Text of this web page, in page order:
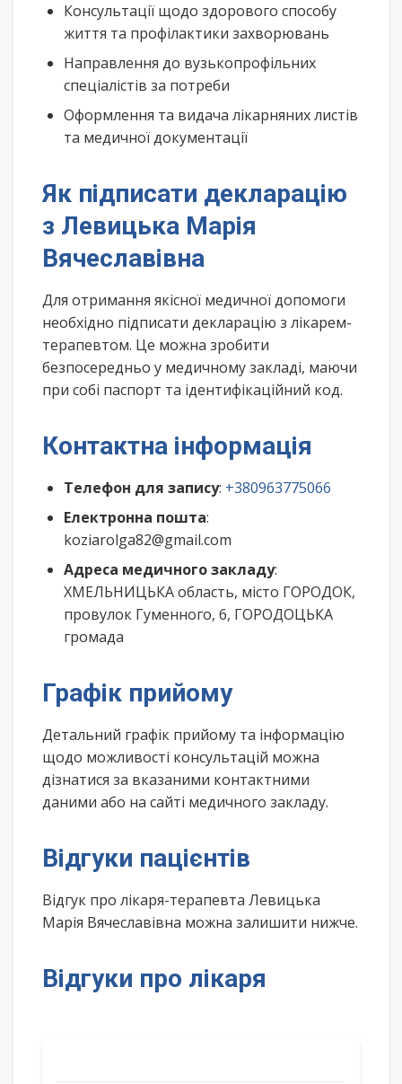
Консультації щодо здорового способу
життя та профілактики захворювань
Направлення до вузькопрофільних
спеціалістів за потреби
Оформлення та видача лікарняних листів
та медичної документації
Як підписати декларацію
з Левицька Марія
Вячеславівна
Для отримання якісної медичної допомоги
необхідно підписати декларацію з лікарем-
терапевтом. Це можна зробити
безпосередньо у медичному закладі, маючи
при собі паспорт та ідентифікаційний код.
Контактна інформація
Телефон для запису: +380963775066
Електронна пошта:
koziarolga82@gmail.com
Адреса медичного закладу:
ХМЕЛЬНИЦЬКА область, місто ГОРОДОК,
провулок Гуменного, 6, ГОРОДОЦЬКА
громада
Графік прийому
Детальний графік прийому та інформацію
щодо можливості консультацій можна
дізнатися за вказаними контактними
даними або на сайті медичного закладу.
Відгуки пацієнтів
Відгук про лікаря-терапевта Левицька
Марія Вячеславівна можна залишити нижче.
Відгуки про лікаря